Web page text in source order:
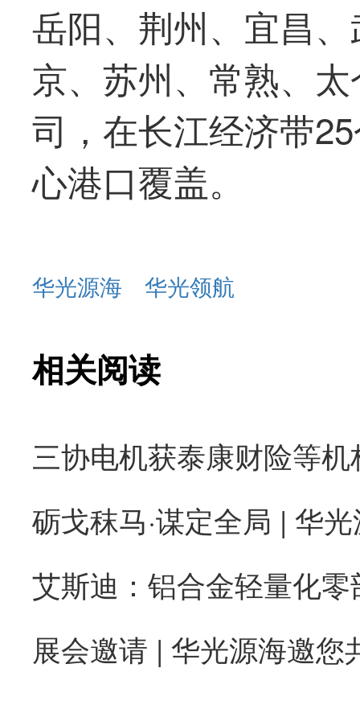
岳阳、荆州、宜昌
京、苏州、常熟、
司，在长江经济带
心港口覆盖。
华光源海 华光领航
相关阅读
砺戈秣马·谋定全局 | 华